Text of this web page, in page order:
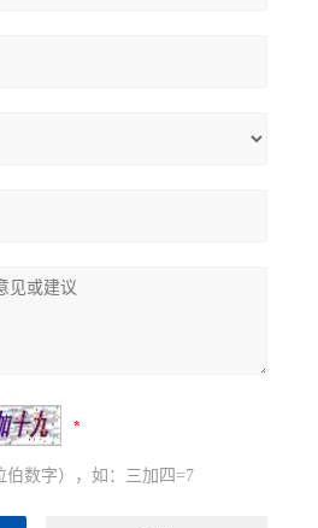
数字），如：三加四=7